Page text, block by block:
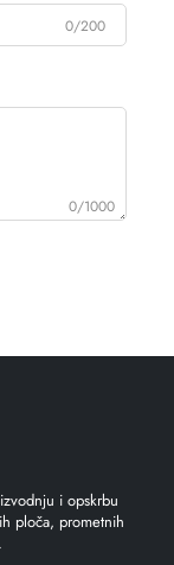
0/200
0/1000
i opskrbu
ploča, prometnih